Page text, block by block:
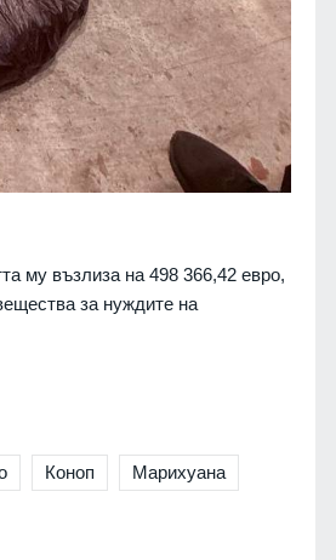
му възлиза на 498 366,42 евро,
за нуждите на
Коноп Марихуана